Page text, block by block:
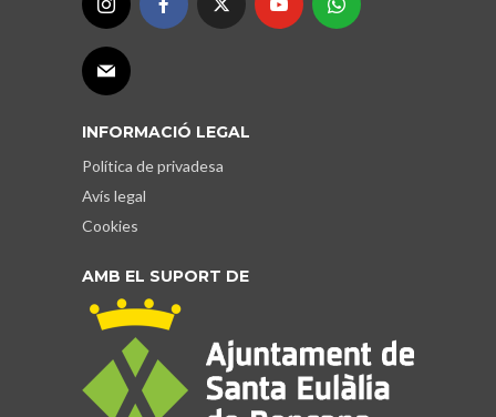
INFORMACIÓ LEGAL
Política de privadesa
Avís legal
Cookies
AMB EL SUPORT DE